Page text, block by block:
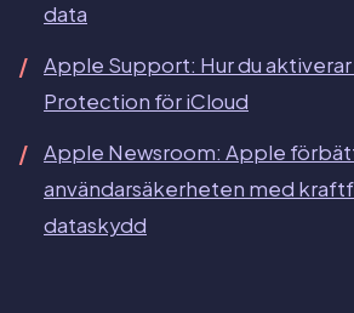
data
Apple Support: Hur du
Protection för iCloud
Apple Newsroom: Apple
användarsäkerheten med
dataskydd